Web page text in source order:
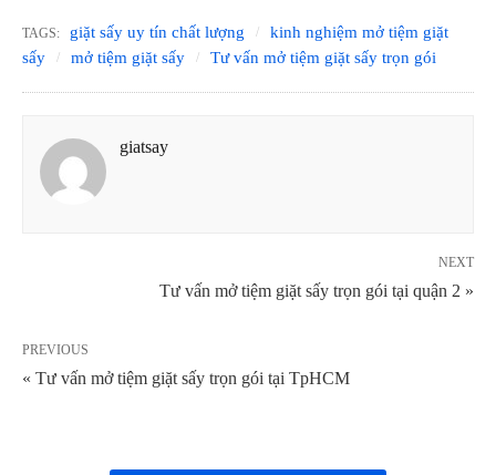
TAGS: giặt sấy uy tín chất lượng
kinh nghiệm mở tiệm giặt
sấy
mở tiệm giặt sấy Tư vấn mở tiệm giặt sấy trọn gói
giatsay
NEXT
Tư vấn mở tiệm giặt sấy trọn gói tại quận 2 »
PREVIOUS
« Tư vấn mở tiệm giặt sấy trọn gói tại TpHCM